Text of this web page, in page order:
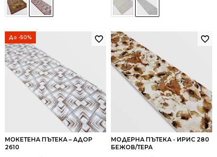
До -50%
МОКЕТЕНА ПЪТЕКА – АДОР
2610
МОДЕРНА ПЪТЕКА - ИРИС 280
БЕЖОВ/ТЕРА